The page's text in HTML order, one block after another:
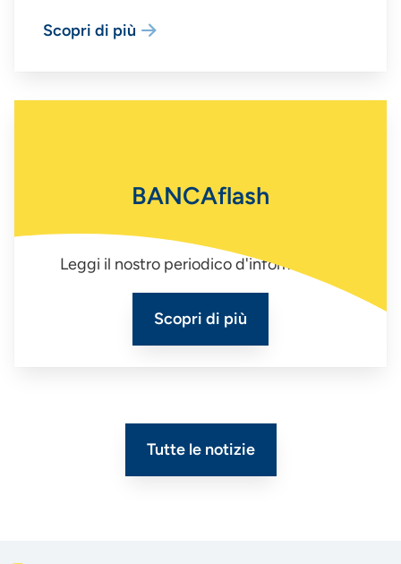
Scopri di più
BANCAflash
Leggi il nostro periodico d'informazione
Scopri di più
Tutte le notizie